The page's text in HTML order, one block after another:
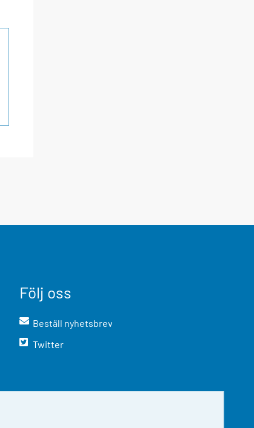
Följ oss
Beställ nyhetsbrev
Twitter